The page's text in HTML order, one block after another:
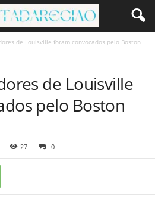
de Louisville foram convocados pelo Boston
de Louisville
pelo Boston
27 0